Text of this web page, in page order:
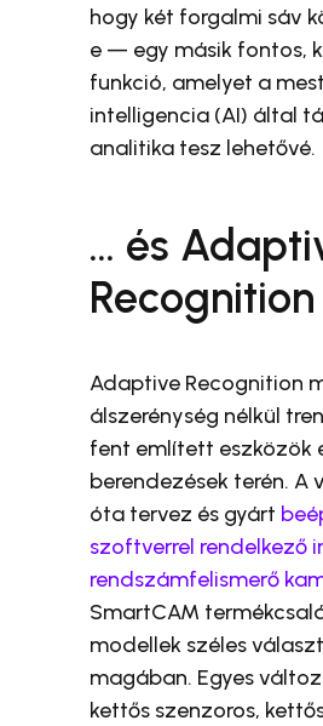
hogy két forgalmi sáv
e — egy másik fontos,
funkció, amelyet a
intelligencia (AI) által
analitika tesz lehetővé.
… és
Recognition
Adaptive Recognition
álszerénység nélkül
fent említett eszközök
berendezések terén. A
óta tervez és gyárt
szoftverrel rendelkező
rendszámfelismerő
SmartCAM
modellek széles
magában. Egyes
kettős szenzoros,